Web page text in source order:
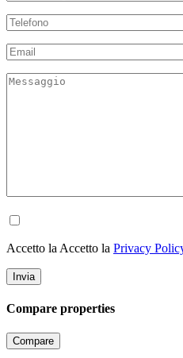
Accetto la Accetto la Privacy
Compare properties
Compare